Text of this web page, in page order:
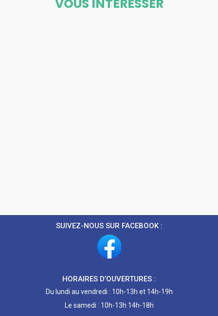
VOUS INTÉRESSER
SUIVEZ-NOUS SUR FACEBOOK :
HORAIRES D’OUVERTURES :
Du lundi au vendredi : 10h-13h et 14h-19h
Le samedi : 10h-13h 14h-18h